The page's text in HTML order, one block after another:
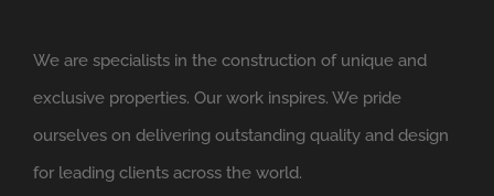
We are specialists in the construction of unique and
exclusive properties. Our work inspires. We pride
ourselves on delivering outstanding quality and design
for leading clients across the world.